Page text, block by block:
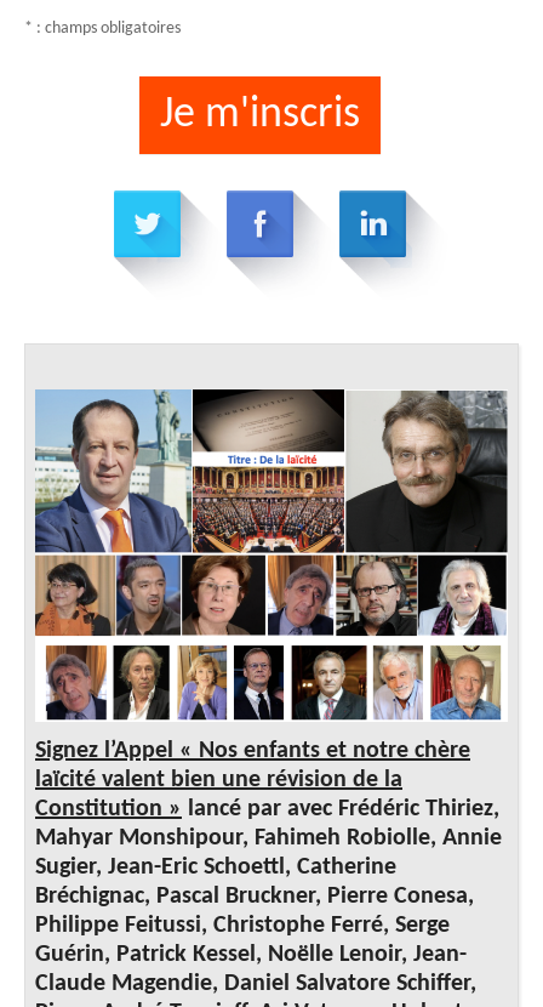
* : champs obligatoires
Signez l’Appel « Nos enfants et notre chère
laïcité valent bien une révision de la
Constitution » lancé par avec Frédéric Thiriez,
Mahyar Monshipour, Fahimeh Robiolle, Annie
Sugier, Jean-Eric Schoettl, Catherine
Bréchignac, Pascal Bruckner, Pierre Conesa,
Philippe Feitussi, Christophe Ferré, Serge
Guérin, Patrick Kessel, Noëlle Lenoir, Jean-
Claude Magendie, Daniel Salvatore Schiffer,